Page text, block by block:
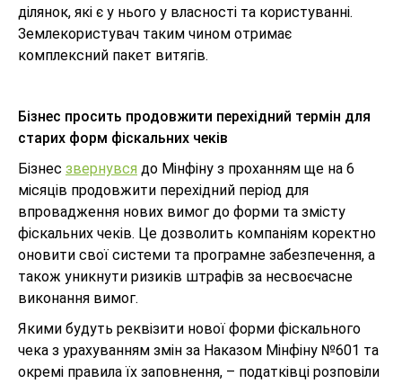
ділянок, які є у нього у власності та користуванні.
Землекористувач таким чином отримає
комплексний пакет витягів.
Бізнес просить продовжити перехідний термін для
старих форм фіскальних чеків
Бізнес звернувся до Мінфіну з проханням ще на 6
місяців продовжити перехідний період для
впровадження нових вимог до форми та змісту
фіскальних чеків. Це дозволить компаніям коректно
оновити свої системи та програмне забезпечення, а
також уникнути ризиків штрафів за несвоєчасне
виконання вимог.
Якими будуть реквізити нової форми фіскального
чека з урахуванням змін за Наказом Мінфіну №601 та
окремі правила їх заповнення, – податківці розповіли